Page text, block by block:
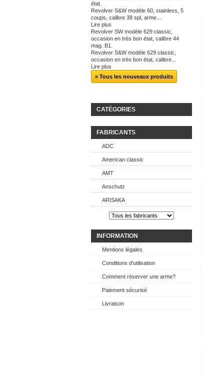
état.
Revolver S&W modèle 60, stainless, 5
coups, calibre 38 spl, arme...
Lire plus
Revolver SW modèle 629 classic,
occasion en très bon état, calibre 44
mag. B1.
Revolver S&W modèle 629 classic,
occasion en très bon état, calibre...
Lire plus
» Tous les nouveaux produits
CATÉGORIES
FABRICANTS
ADC
American classic
AMT
Anschutz
ARISAKA
INFORMATION
Mentions légales
Conditions d'utilisation
Comment réserver une arme?
Paiement sécurisé
Livraison